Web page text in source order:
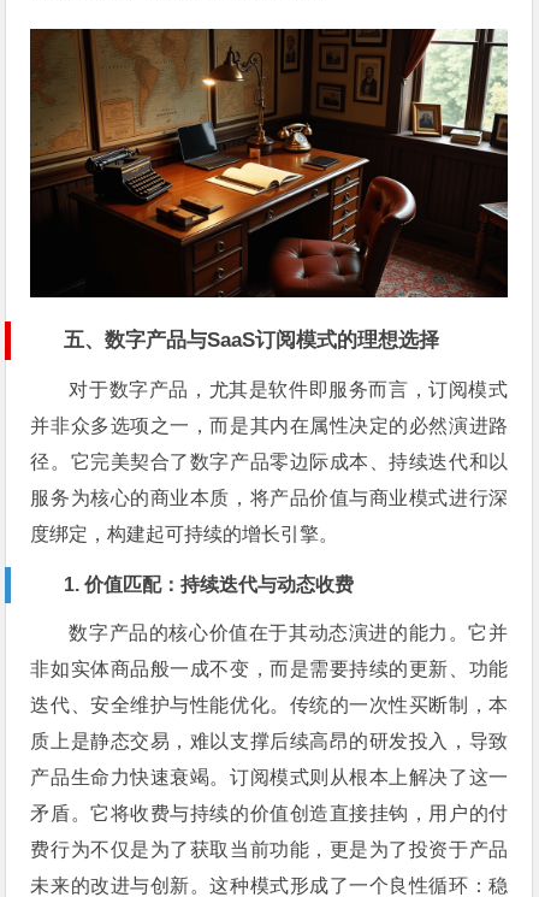
五、数字产品与SaaS订阅模式的理想选择
对于数字产品，尤其是软件即服务而言，订阅模式
并非众多选项之一，而是其内在属性决定的必然演进路
径。它完美契合了数字产品零边际成本、持续迭代和以
服务为核心的商业本质，将产品价值与商业模式进行深
度绑定，构建起可持续的增长引擎。
1. 价值匹配：持续迭代与动态收费
数字产品的核心价值在于其动态演进的能力。它并
非如实体商品般一成不变，而是需要持续的更新、功能
迭代、安全维护与性能优化。传统的一次性买断制，本
质上是静态交易，难以支撑后续高昂的研发投入，导致
产品生命力快速衰竭。订阅模式则从根本上解决了这一
矛盾。它将收费与持续的价值创造直接挂钩，用户的付
费行为不仅是为了获取当前功能，更是为了投资于产品
未来的改进与创新。这种模式形成了一个良性循环：稳